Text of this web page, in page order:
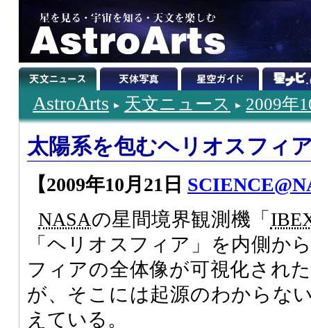
AstroArts 天文ニュース 2009年
太陽系を包むヘリオスフィ
【2009年10月21日
NASAの星間境界観測機「
「ヘリオスフィア」を内側か
フィアの全体像が可視化され
が、そこには起源のわからな
えている。